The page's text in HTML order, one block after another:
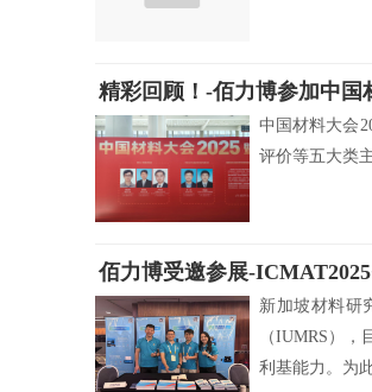
精彩回顾！-佰力博参加中国
中国材料大会
评价等五大类
佰力博受邀参展-
新加坡材料研
（IUMRS）
利基能力。为